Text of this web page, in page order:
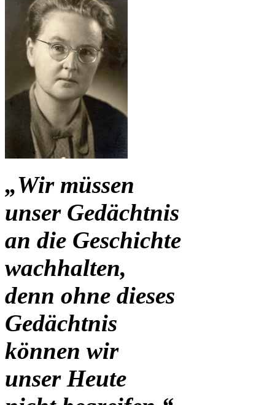
„Wir müssen
unser Gedächtnis
an die Geschichte
wachhalten,
denn ohne dieses
Gedächtnis
können wir
unser Heute